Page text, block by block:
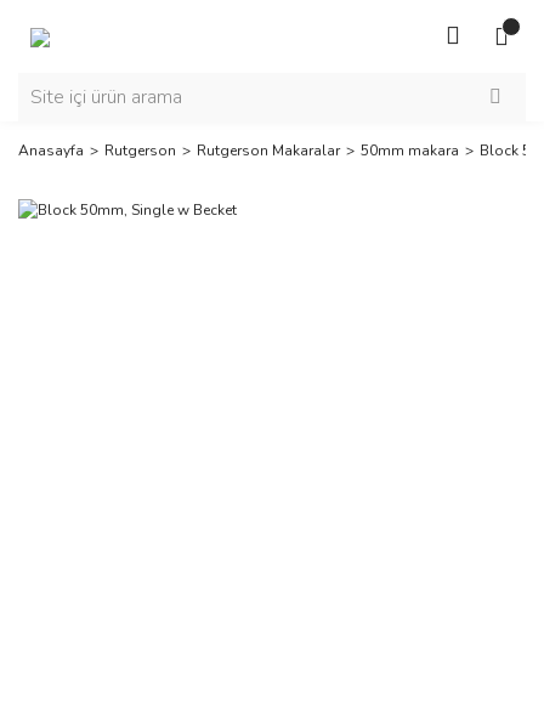
Anasayfa Rutgerson Rutgerson Makaralar 50mm makara Block